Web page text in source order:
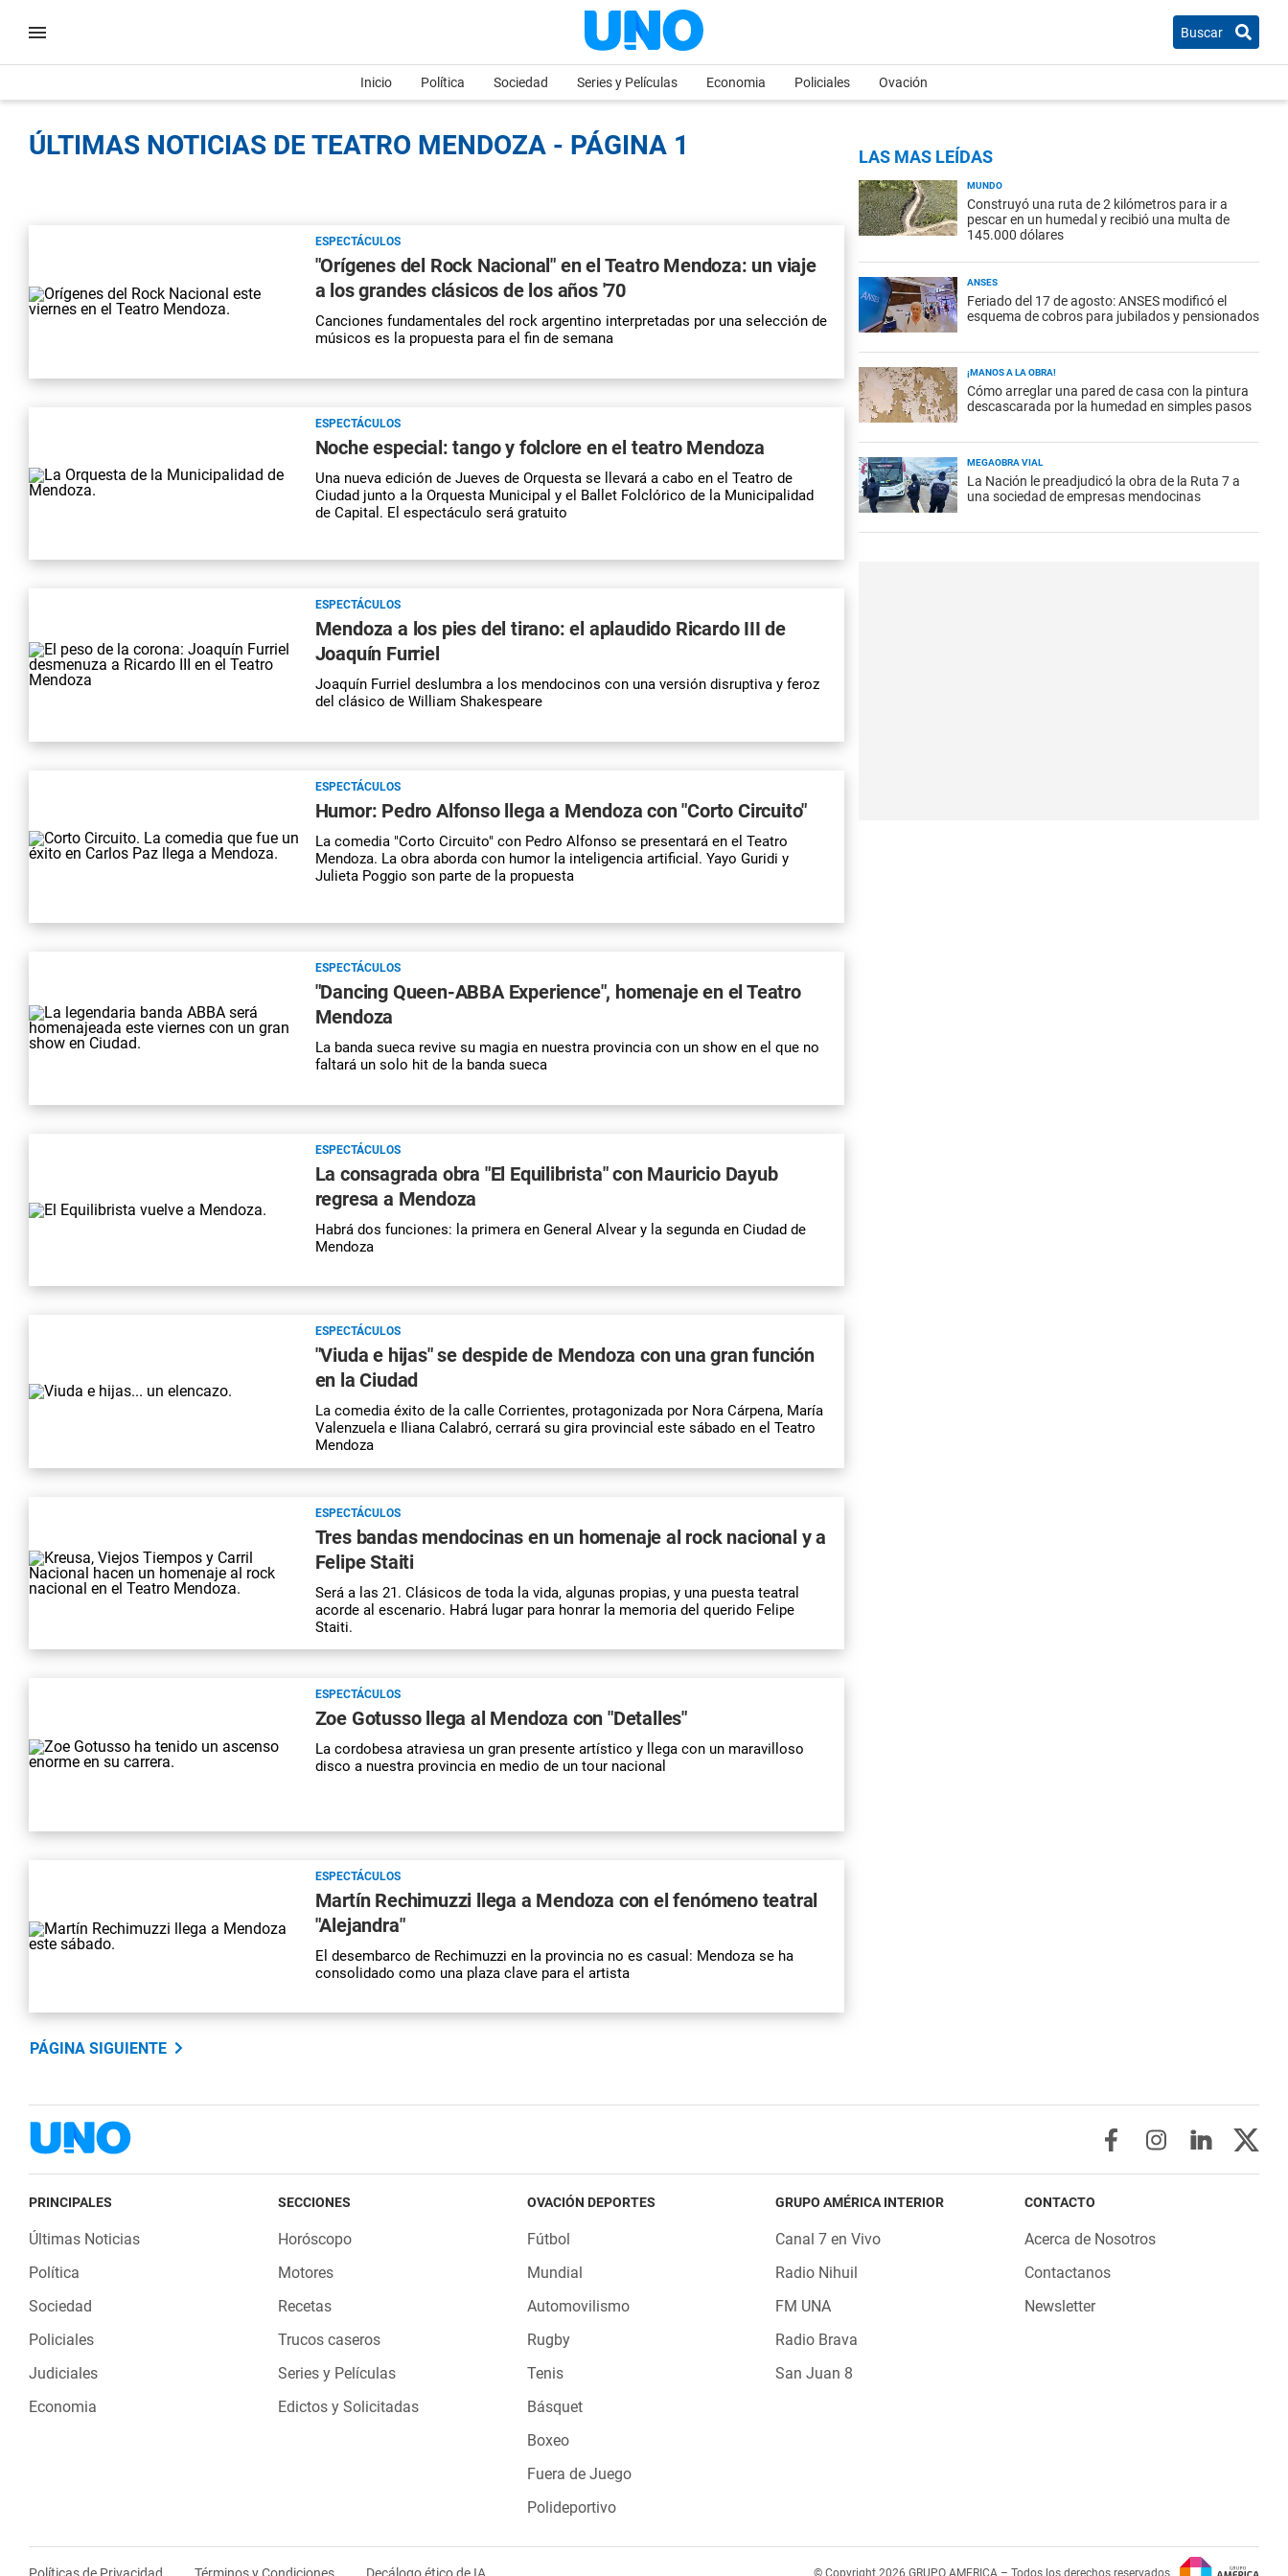
Buscar
Inicio Política Sociedad Series y Películas Economia Policiales Ovación
ÚLTIMAS NOTICIAS DE TEATRO MENDOZA - PÁGINA 1
ESPECTÁCULOS
"Orígenes del Rock Nacional" en el Teatro Mendoza: un viaje
a los grandes clásicos de los años '70
Canciones fundamentales del rock argentino interpretadas por una selección de
músicos es la propuesta para el fin de semana
ESPECTÁCULOS
Noche especial: tango y folclore en el teatro Mendoza
Una nueva edición de Jueves de Orquesta se llevará a cabo en el Teatro de
Ciudad junto a la Orquesta Municipal y el Ballet Folclórico de la Municipalidad
de Capital. El espectáculo será gratuito
ESPECTÁCULOS
Mendoza a los pies del tirano: el aplaudido Ricardo III de
Joaquín Furriel
Joaquín Furriel deslumbra a los mendocinos con una versión disruptiva y feroz
del clásico de William Shakespeare
ESPECTÁCULOS
Humor: Pedro Alfonso llega a Mendoza con "Corto Circuito"
La comedia "Corto Circuito" con Pedro Alfonso se presentará en el Teatro
Mendoza. La obra aborda con humor la inteligencia artificial. Yayo Guridi y
Julieta Poggio son parte de la propuesta
ESPECTÁCULOS
"Dancing Queen-ABBA Experience", homenaje en el Teatro
Mendoza
La banda sueca revive su magia en nuestra provincia con un show en el que no
faltará un solo hit de la banda sueca
ESPECTÁCULOS
La consagrada obra "El Equilibrista" con Mauricio Dayub
regresa a Mendoza
Habrá dos funciones: la primera en General Alvear y la segunda en Ciudad de
Mendoza
ESPECTÁCULOS
"Viuda e hijas" se despide de Mendoza con una gran función
en la Ciudad
La comedia éxito de la calle Corrientes, protagonizada por Nora Cárpena, María
Valenzuela e Iliana Calabró, cerrará su gira provincial este sábado en el Teatro
Mendoza
ESPECTÁCULOS
Tres bandas mendocinas en un homenaje al rock nacional y a
Felipe Staiti
Será a las 21. Clásicos de toda la vida, algunas propias, y una puesta teatral
acorde al escenario. Habrá lugar para honrar la memoria del querido Felipe
Staiti.
ESPECTÁCULOS
Zoe Gotusso llega al Mendoza con "Detalles"
La cordobesa atraviesa un gran presente artístico y llega con un maravilloso
disco a nuestra provincia en medio de un tour nacional
ESPECTÁCULOS
Martín Rechimuzzi llega a Mendoza con el fenómeno teatral
"Alejandra"
El desembarco de Rechimuzzi en la provincia no es casual: Mendoza se ha
consolidado como una plaza clave para el artista
PÁGINA SIGUIENTE
LAS MAS LEÍDAS
MUNDO
Construyó una ruta de 2 kilómetros para ir a
pescar en un humedal y recibió una multa de
145.000 dólares
ANSES
Feriado del 17 de agosto: ANSES modificó el
esquema de cobros para jubilados y pensionados
¡MANOS A LA OBRA!
Cómo arreglar una pared de casa con la pintura
descascarada por la humedad en simples pasos
MEGAOBRA VIAL
La Nación le preadjudicó la obra de la Ruta 7 a
una sociedad de empresas mendocinas
PRINCIPALES
Últimas Noticias
Política
Sociedad
Policiales
Judiciales
Economia
SECCIONES
Horóscopo
Motores
Recetas
Trucos caseros
Series y Películas
Edictos y Solicitadas
OVACIÓN DEPORTES
Fútbol
Mundial
Automovilismo
Rugby
Tenis
Básquet
Boxeo
Fuera de Juego
Polideportivo
GRUPO AMÉRICA INTERIOR
Canal 7 en Vivo
Radio Nihuil
FM UNA
Radio Brava
San Juan 8
CONTACTO
Acerca de Nosotros
Contactanos
Newsletter
© Copyright 2026 GRUPO AMERICA – Todos los derechos reservados